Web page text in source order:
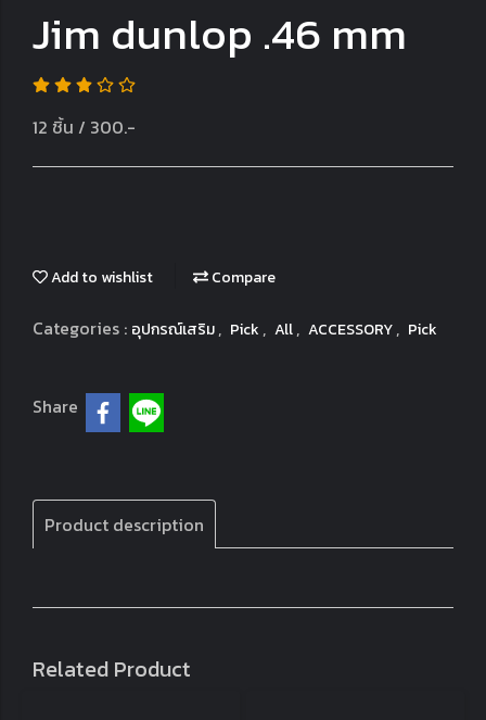
Jim dunlop .46 mm
12 ชิ้น / 300.-
Add to wishlist Compare
Categories : อุปกรณ์เสริม, Pick , All, ACCESSORY, Pick
Share
Product description
Related Product